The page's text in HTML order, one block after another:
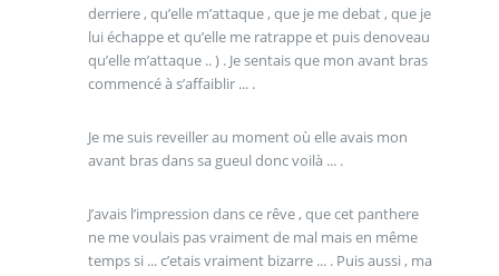
derriere , qu’elle m’attaque , que je me debat , que je
lui échappe et qu’elle me ratrappe et puis denoveau
qu’elle m’attaque .. ) . Je sentais que mon avant bras
commencé à s’affaiblir ... .
Je me suis reveiller au moment où elle avais mon
avant bras dans sa gueul donc voilà ... .
J’avais l’impression dans ce rêve , que cet panthere
ne me voulais pas vraiment de mal mais en même
temps si ... c’etais vraiment bizarre ... . Puis aussi , ma